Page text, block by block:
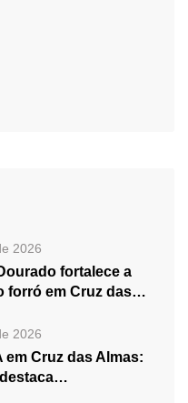
2026
fortalece a
forró em Cruz das…
2026
em Cruz das Almas: